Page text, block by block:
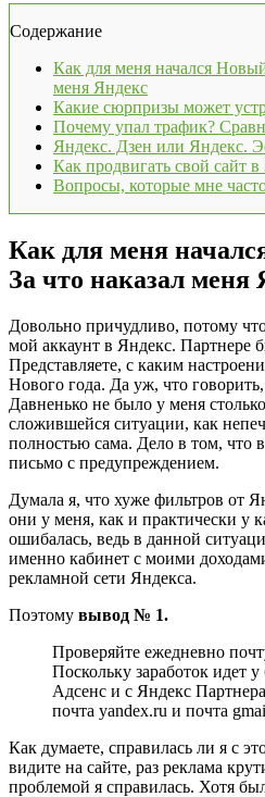
Содержание
Как для меня начался
меня Яндекс
Какие сюрпризы может
Почему упал трафик?
Яндекс. Дзен или Яндекс.
Как продвигать свой сайт в
Вопросы, которые мне
Как для меня
За что наказал меня
Довольно причудливо, потому
мой аккаунт в Яндекс. Партнере
Представляете, с каким
Нового года. Да уж, что
Давненько не было у меня
сложившейся ситуации, как
полностью сама. Дело в том, что
письмо с предупреждением.
Думала я, что хуже фильтров от
они у меня, как и практически у
ошибалась, ведь в данной
именно кабинет с моими
рекламной сети Яндекса.
Поэтому вывод № 1.
Проверяйте ежедневно
Поскольку заработок идет
Адсенс и с Яндекс
почта yandex.ru и почта
Как думаете, справилась ли я с
видите на сайте, раз реклама
проблемой я справилась. Хотя